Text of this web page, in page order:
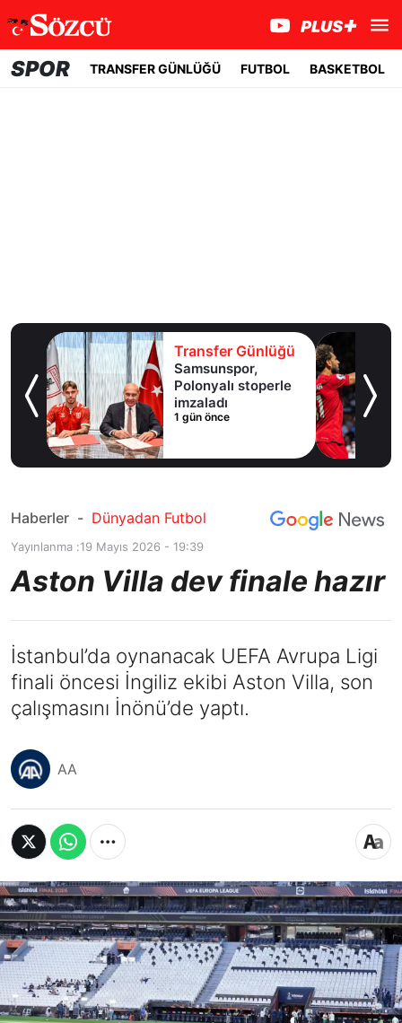
SPOR TRANSFER GÜNLÜĞÜ FUTBOL BASKETBOL
Transfer Günlüğü
Samsunspor,
Polonyalı stoperle
imzaladı
1 gün önce
Haberler - Dünyadan Futbol
Yayınlanma :19 Mayıs 2026 - 19:39
Aston Villa dev finale hazır
İstanbul’da oynanacak UEFA Avrupa Ligi
finali öncesi İngiliz ekibi Aston Villa, son
çalışmasını İnönü’de yaptı.
AA